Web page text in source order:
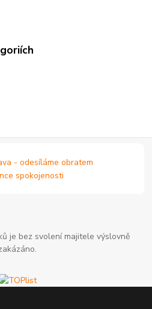
je bez svolení majitele výslovně